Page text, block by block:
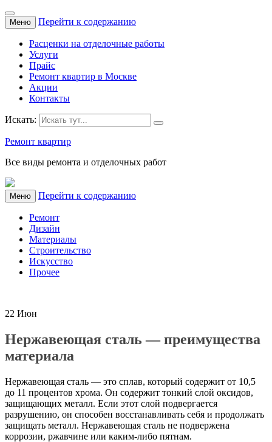
Меню Перейти к содержанию
Расценки на отделочные работы
Услуги
Прайс
Ремонт квартир в Москве
Акции
Контакты
Искать:
Ремонт квартир
Все виды ремонта и отделочных работ
Меню Перейти к содержанию
Ремонт
Дизайн
Материалы
Строительство
Искусство
Прочее
22 Июн
Нержавеющая сталь — преимущества
материала
Нержавеющая сталь — это сплав, который содержит от 10,5
до 11 процентов хрома. Он содержит тонкий слой оксидов,
защищающих металл. Если этот слой подвергается
разрушению, он способен восстанавливать себя и продолжать
защищать металл. Нержавеющая сталь не подвержена
коррозии, ржавчине или каким-либо пятнам.